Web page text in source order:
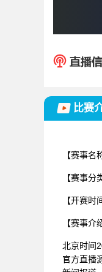
比赛
【赛事名
【赛事分
【开赛时
【赛事介
北京时间
官方直播